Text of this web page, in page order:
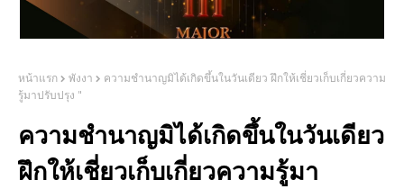
หน้าแรก พังงา
ความชำนาญมิได้เกิดขึ้นในวันเดียว ฝึกให้เชี่ยวเก็บเกี่ยวความ
รู้มาปรับปรุง "
ความชำนาญมิได้เกิดขึ้นในวันเดียว
ฝึกให้เชี่ยวเก็บเกี่ยวความรู้มา